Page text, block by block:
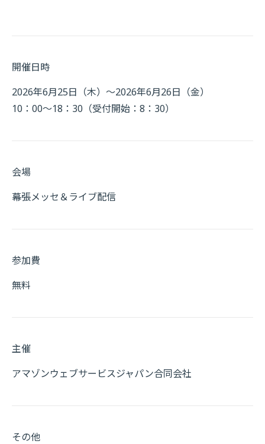
開催日時
2026年6月25日（木）～2026年6月26日（金）
10：00～18：30（受付開始：8：30）
会場
幕張メッセ＆ライブ配信
参加費
無料
主催
アマゾンウェブサービスジャパン合同会社
その他